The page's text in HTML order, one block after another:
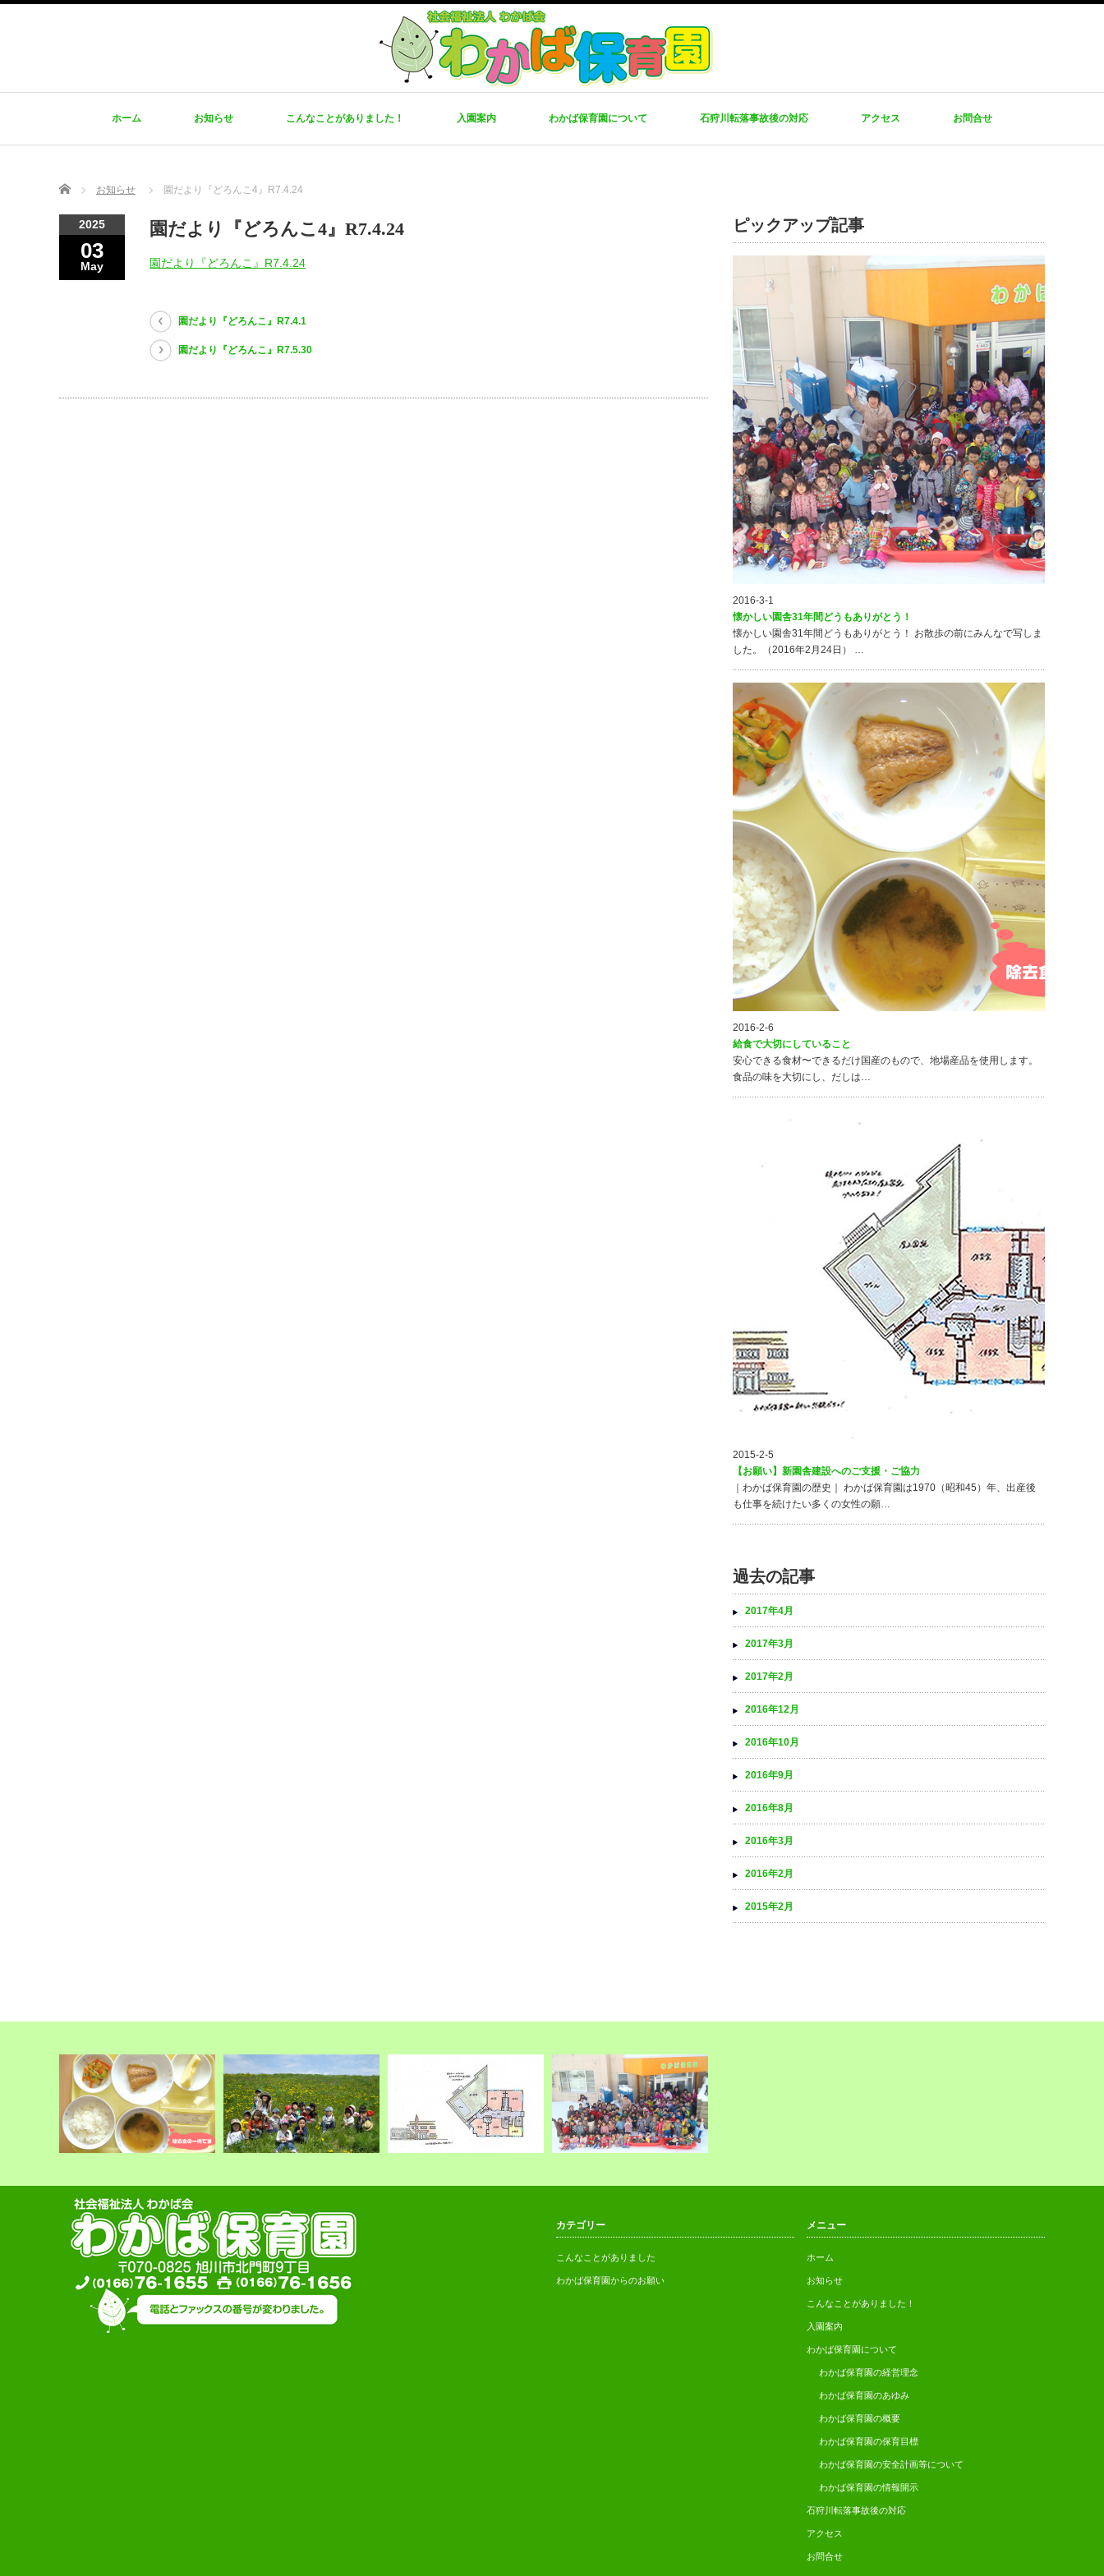
ホーム お知らせ こんなことがありました！ 入園案内 わかば保育園について 石狩川転落事故後の対応 アクセス お問合せ
Home お知らせ 園だより『どろんこ4』R7.4.24
2025
03
May
園だより『どろんこ4』R7.4.24
園だより『どろんこ』R7.4.24
園だより『どろんこ』R7.4.1
園だより『どろんこ』R7.5.30
ピックアップ記事
2016-3-1
懐かしい園舎31年間どうもありがとう！
懐かしい園舎31年間どうもありがとう！ お散歩の前にみんなで写しま
した。（2016年2月24日） …
2016-2-6
給食で大切にしていること
安心できる食材〜できるだけ国産のもので、地場産品を使用します。
食品の味を大切にし、だしは…
2015-2-5
【お願い】新園舎建設へのご支援・ご協力
｜わかば保育園の歴史｜ わかば保育園は1970（昭和45）年、出産後
も仕事を続けたい多くの女性の願…
過去の記事
2017年4月
2017年3月
2017年2月
2016年12月
2016年10月
2016年9月
2016年8月
2016年3月
2016年2月
2015年2月
給食で大切にしていること わかば保育園のイベント
がとう！
カテゴリー
こんなことがありました
わかば保育園からのお願い
メニュー
ホーム
お知らせ
こんなことがありました！
入園案内
わかば保育園について
わかば保育園の経営理念
わかば保育園のあゆみ
わかば保育園の概要
わかば保育園の保育目標
わかば保育園の安全計画等について
わかば保育園の情報開示
石狩川転落事故後の対応
アクセス
お問合せ